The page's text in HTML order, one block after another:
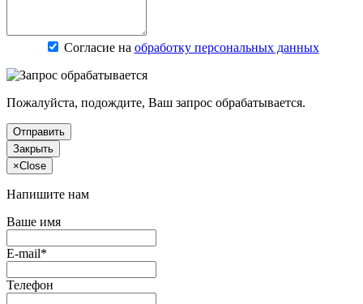
Согласие на обработку персональных данных
Пожалуйста, подождите, Ваш запрос обрабатывается.
Отправить
Закрыть
×Close
Напишите нам
Ваше имя
E-mail*
Телефон